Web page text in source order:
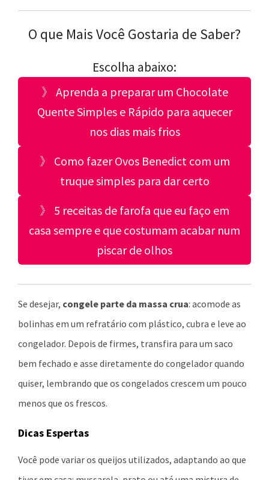
O que Mais Você Gostaria de Saber?
Escolha abaixo:
》 Aprenda a preparar um Chocolate
Quente Simples e Rápido para aquecer
nos dias mais frios
》 Como fazer Ovos Benedict com um
truque simples para dar certo
》 5 receitas de farofa que eu faço em
casa sempre e que costumam acabar num
piscar de olhos
Se desejar, congele parte da massa crua: acomode as
bolinhas em um refratário com plástico, cubra e leve ao
congelador. Depois de firmes, transfira para um saco
bem fechado e asse diretamente do congelador quando
quiser, lembrando que os congelados crescem um pouco
menos que os frescos.
Dicas Espertas
Você pode variar os queijos utilizados, adaptando ao que